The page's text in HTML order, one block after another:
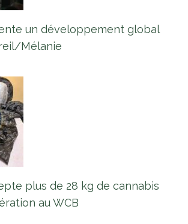
un développement global
Mélanie
plus de 28 kg de cannabis
au WCB